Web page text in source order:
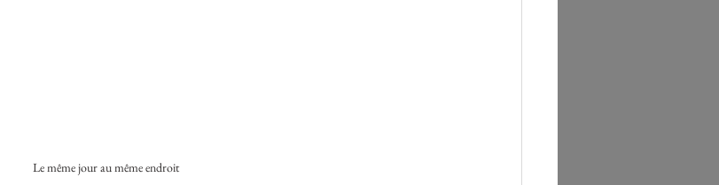
Le même jour au même endroit